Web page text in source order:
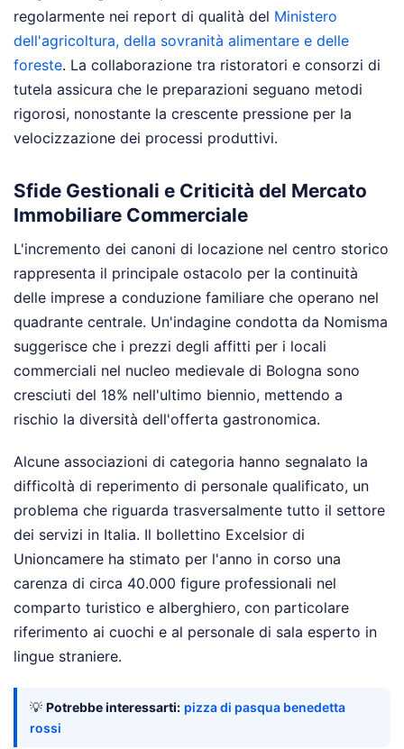
regolarmente nei report di qualità del Ministero
dell'agricoltura, della sovranità alimentare e delle
foreste. La collaborazione tra ristoratori e consorzi di
tutela assicura che le preparazioni seguano metodi
rigorosi, nonostante la crescente pressione per la
velocizzazione dei processi produttivi.
Sfide Gestionali e Criticità del Mercato
Immobiliare Commerciale
L'incremento dei canoni di locazione nel centro storico
rappresenta il principale ostacolo per la continuità
delle imprese a conduzione familiare che operano nel
quadrante centrale. Un'indagine condotta da Nomisma
suggerisce che i prezzi degli affitti per i locali
commerciali nel nucleo medievale di Bologna sono
cresciuti del 18% nell'ultimo biennio, mettendo a
rischio la diversità dell'offerta gastronomica.
Alcune associazioni di categoria hanno segnalato la
difficoltà di reperimento di personale qualificato, un
problema che riguarda trasversalmente tutto il settore
dei servizi in Italia. Il bollettino Excelsior di
Unioncamere ha stimato per l'anno in corso una
carenza di circa 40.000 figure professionali nel
comparto turistico e alberghiero, con particolare
riferimento ai cuochi e al personale di sala esperto in
lingue straniere.
💡 Potrebbe interessarti: pizza di pasqua benedetta
rossi